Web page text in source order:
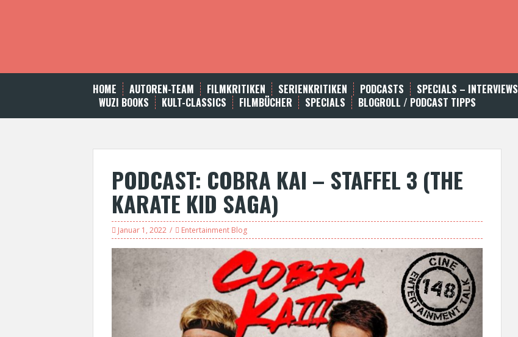
t
HOME AUTOREN-TEAM FILMKRITIKEN SERIENKRITIKEN PODCASTS SPECIALS – INTERVIEWS
WUZI BOOKS
KULT-CLASSICS FILMBÜCHER SPECIALS BLOGROLL / PODCAST TIPPS
PODCAST: COBRA KAI – STAFFEL 3 (THE
KARATE KID SAGA)
Januar 1, 2022 Entertainment Blog